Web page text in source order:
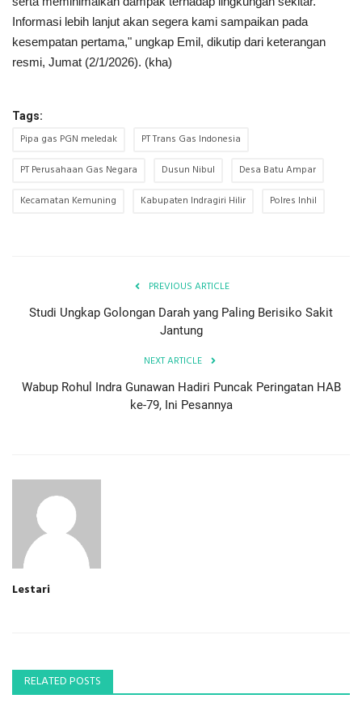
Informasi lebih lanjut akan segera kami sampaikan pada
kesempatan pertama," ungkap Emil, dikutip dari keterangan
resmi, Jumat (2/1/2026). (kha)
Tags:
Pipa gas PGN meledak
PT Trans Gas Indonesia
PT Perusahaan Gas Negara
Dusun Nibul
Desa Batu Ampar
Kecamatan Kemuning
Kabupaten Indragiri Hilir Polres Inhil
PREVIOUS ARTICLE
Studi Ungkap Golongan Darah yang Paling Berisiko Sakit
Jantung
NEXT ARTICLE
Wabup Rohul Indra Gunawan Hadiri Puncak Peringatan HAB
ke-79, Ini Pesannya
Lestari
RELATED POSTS